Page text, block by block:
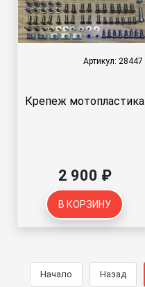
Артикул: 28447
Крепеж мотопластика
2 900 ₽
В КОРЗИНУ
Начало Назад